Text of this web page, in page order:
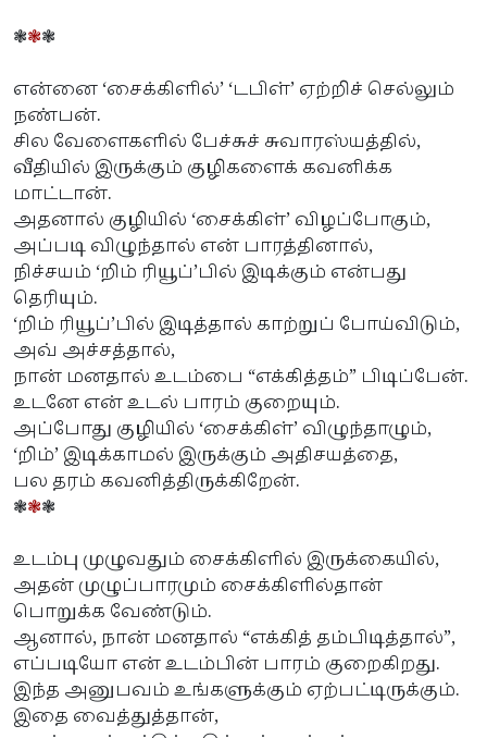
❃❃❃
என்னை ‘சைக்கிளில்’ ‘டபிள்’ ஏற்றிச் செல்லும்
நண்பன்.
சில வேளைகளில் பேச்சுச் சுவாரஸ்யத்தில்,
வீதியில் இருக்கும் குழிகளைக் கவனிக்க
மாட்டான்.
அதனால் குழியில் ‘சைக்கிள்’ விழப்போகும்,
அப்படி விழுந்தால் என் பாரத்தினால்,
நிச்சயம் ‘றிம் ரியூப்’பில் இடிக்கும் என்பது
தெரியும்.
‘றிம் ரியூப்’பில் இடித்தால் காற்றுப் போய்விடும்,
அவ் அச்சத்தால்,
நான் மனதால் உடம்பை “எக்கித்தம்” பிடிப்பேன்.
உடனே என் உடல் பாரம் குறையும்.
அப்போது குழியில் ‘சைக்கிள்’ விழுந்தாழும்,
‘றிம்’ இடிக்காமல் இருக்கும் அதிசயத்தை,
பல தரம் கவனித்திருக்கிறேன்.
❃❃❃
உடம்பு முழுவதும் சைக்கிளில் இருக்கையில்,
அதன் முழுப்பாரமும் சைக்கிளில்தான்
பொறுக்க வேண்டும்.
ஆனால், நான் மனதால் “எக்கித் தம்பிடித்தால்”,
எப்படியோ என் உடம்பின் பாரம் குறைகிறது.
இந்த அனுபவம் உங்களுக்கும் ஏற்பட்டிருக்கும்.
இதை வைத்துத்தான்,